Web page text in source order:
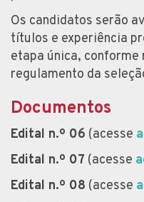
Os candidatos serão
títulos e experiência
etapa única, conforme
regulamento da
Documentos
Edital n.º 06 (acesse
Edital n.º 07 (acesse
Edital n.º 08 (acesse